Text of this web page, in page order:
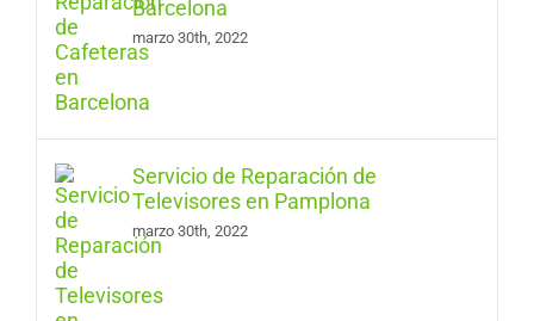
Barcelona
marzo 30th, 2022
Servicio de Reparación de
Televisores en Pamplona
marzo 30th, 2022